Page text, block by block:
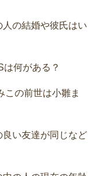
の結婚や彼氏はい
何がある？
この前世は小雛ま
い友達が同じなど